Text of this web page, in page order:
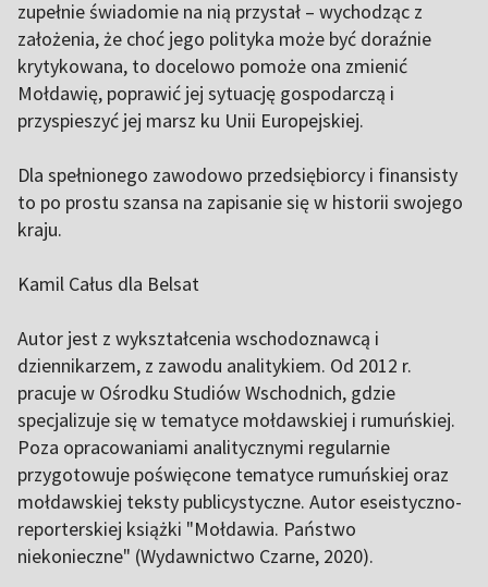
zupełnie świadomie na nią przystał – wychodząc z
założenia, że choć jego polityka może być doraźnie
krytykowana, to docelowo pomoże ona zmienić
Mołdawię, poprawić jej sytuację gospodarczą i
przyspieszyć jej marsz ku Unii Europejskiej.
Dla spełnionego zawodowo przedsiębiorcy i finansisty
to po prostu szansa na zapisanie się w historii swojego
kraju.
Kamil Całus dla Belsat
Autor jest z wykształcenia wschodoznawcą i
dziennikarzem, z zawodu analitykiem. Od 2012 r.
pracuje w Ośrodku Studiów Wschodnich, gdzie
specjalizuje się w tematyce mołdawskiej i rumuńskiej.
Poza opracowaniami analitycznymi regularnie
przygotowuje poświęcone tematyce rumuńskiej oraz
mołdawskiej teksty publicystyczne. Autor eseistyczno-
reporterskiej książki "Mołdawia. Państwo
niekonieczne" (Wydawnictwo Czarne, 2020).